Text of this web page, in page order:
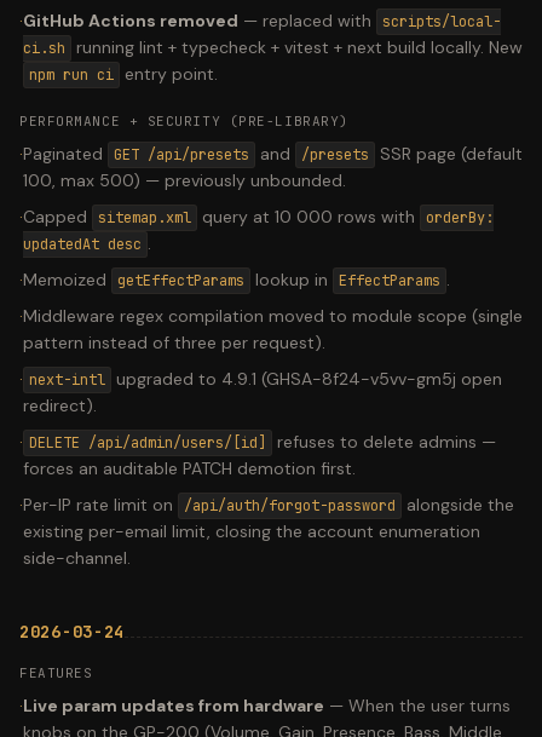
·GitHub Actions removed — replaced with
scripts/local-
ci.sh
running lint + typecheck + vitest + next build locally. New
npm run ci entry point.
PERFORMANCE + SECURITY (PRE-LIBRARY)
·Paginated GET /api/presets and /presets
SSR page (default
100, max 500) — previously unbounded.
·Capped sitemap.xml query at 10 000 rows with
orderBy:
updatedAt desc .
·Memoized getEffectParams lookup in EffectParams .
·Middleware regex compilation moved to module scope (single
pattern instead of three per request).
· next-intl
upgraded to 4.9.1 (GHSA-8f24-v5vv-gm5j open
redirect).
· DELETE /api/admin/users/[id]
refuses to delete admins —
forces an auditable PATCH demotion first.
·Per-IP rate limit on /api/auth/forgot-password
alongside the
existing per-email limit, closing the account enumeration
side-channel.
2026-03-24
FEATURES
·Live param updates from hardware — When the user turns
knobs on the GP-200 (Volume, Gain, Presence, Bass, Middle,